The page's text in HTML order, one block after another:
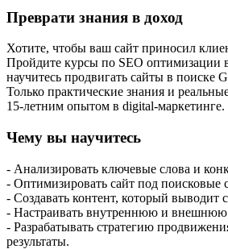
Преврати знания в доход
Хотите, чтобы ваш сайт приносил
Пройдите курсы по SEO оптимизации
научитесь продвигать сайты в поиске
Только практические знания и
15-летним опытом в digital-маркетинге.
Чему вы научитесь
- Анализировать ключевые слова и
- Оптимизировать сайт под поисковые
- Создавать контент, который выводит
- Настраивать внутреннюю и
- Разрабатывать стратегию
результаты.